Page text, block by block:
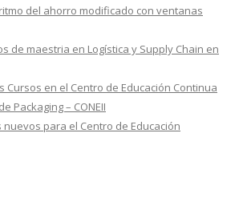
del ahorro modificado con ventanas
de maestria en Logística y Supply Chain en
Cursos en el Centro de Educación Continua
Packaging – CONEII
nuevos para el Centro de Educación